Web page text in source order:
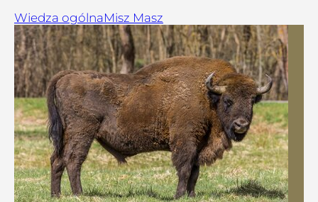
Wiedza ogólnaMisz Masz